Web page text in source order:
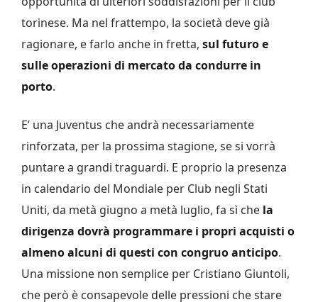
torinese. Ma nel frattempo, la società deve già
ragionare, e farlo anche in fretta, sul futuro e
sulle operazioni di mercato da condurre in
porto.
E’ una Juventus che andrà necessariamente
rinforzata, per la prossima stagione, se si vorrà
puntare a grandi traguardi. E proprio la presenza
in calendario del Mondiale per Club negli Stati
Uniti, da metà giugno a metà luglio, fa sì che la
dirigenza dovrà programmare i propri acquisti o
almeno alcuni di questi con congruo anticipo.
Una missione non semplice per Cristiano Giuntoli,
che però è consapevole delle pressioni che stare